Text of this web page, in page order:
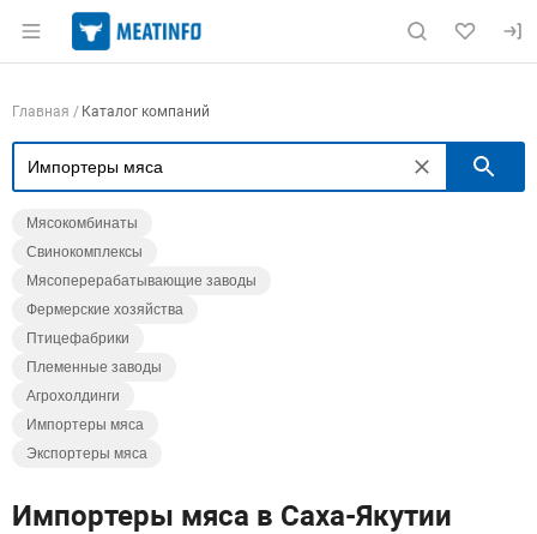
Раздел навигации по сайту meatinfo.ru
Навигация по компаниям
Главная Каталог компаний
Мясокомбинаты
Свинокомплексы
Мясоперерабатывающие заводы
Фермерские хозяйства
Птицефабрики
Племенные заводы
Агрохолдинги
Импортеры мяса
Экспортеры мяса
Импортеры мяса в Саха-Якутии